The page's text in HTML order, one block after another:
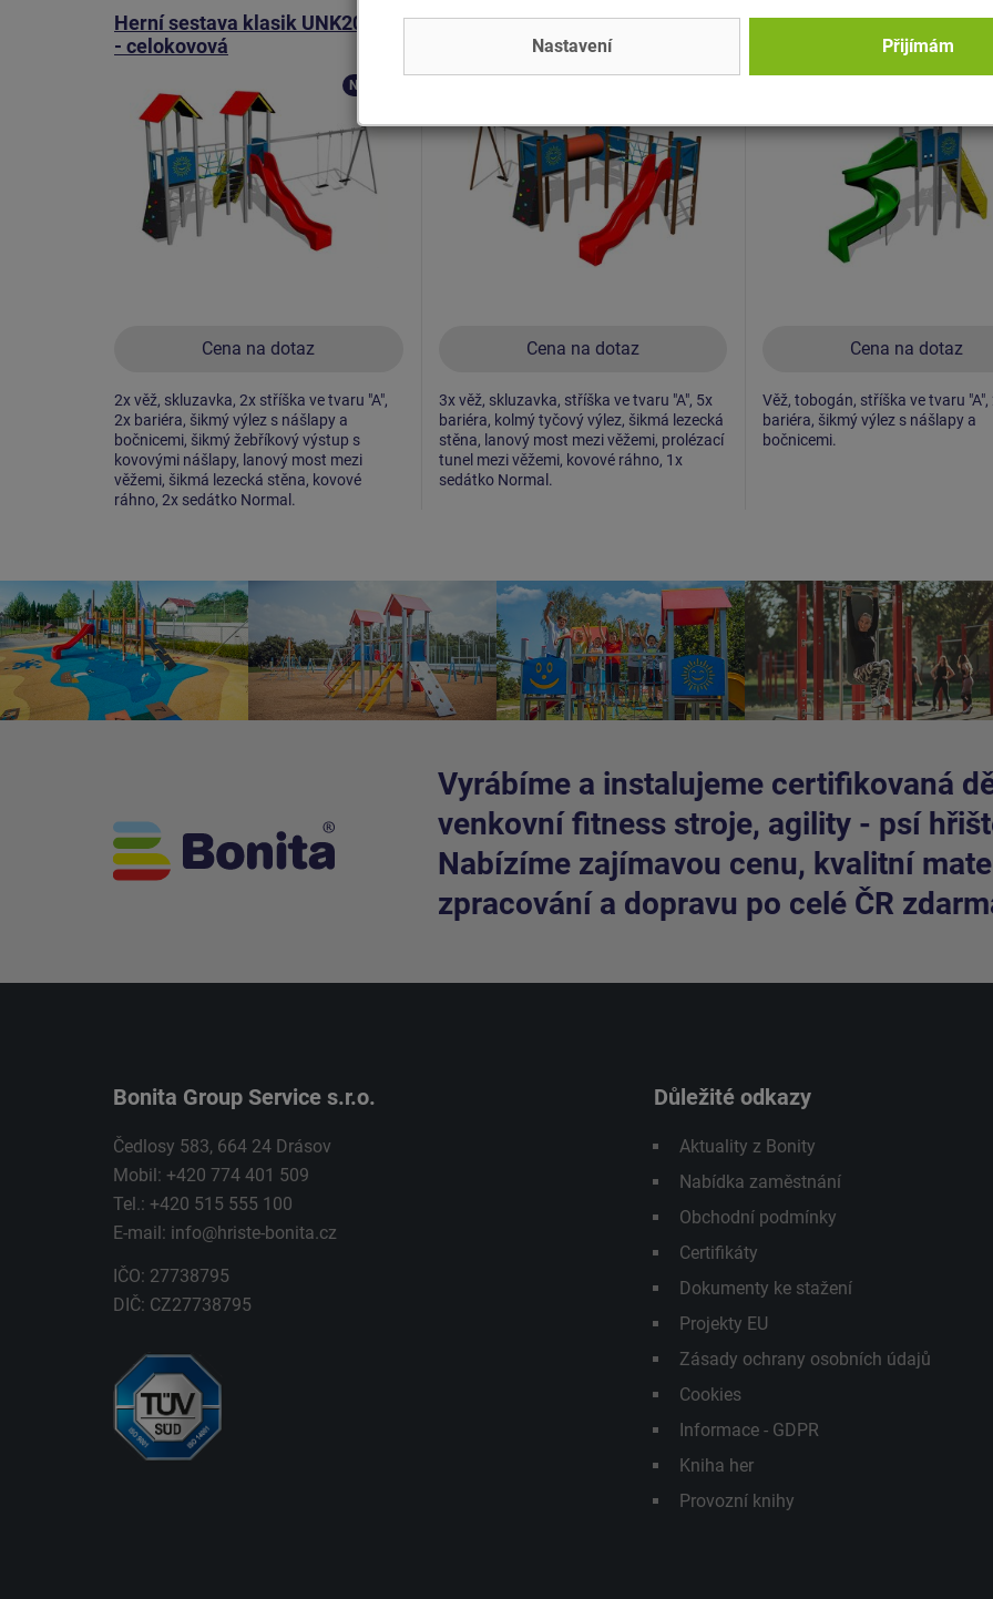
Herní sestava klasik UNK2025K
- celokovová
Cena na dotaz
Novinka
2x věž, skluzavka, 2x stříška ve tvaru "A",
2x bariéra, šikmý výlez s nášlapy a
bočnicemi, šikmý žebříkový výstup s
kovovými nášlapy, lanový most mezi
věžemi, šikmá lezecká stěna, kovové
ráhno, 2x sedátko Normal.
Herní sestava klasik UNK3006K
- celokovová
Cena na dotaz
3x věž, skluzavka, stříška ve tvaru "A", 5x
bariéra, kolmý tyčový výlez, šikmá lezecká
stěna, lanový most mezi věžemi, prolézací
tunel mezi věžemi, kovové ráhno, 1x
sedátko Normal.
Herní sestava klasik
Cena na dotaz
Věž, tobogán, stříška ve tvaru "A",
bariéra, šikmý výlez s nášlapy a
bočnicemi.
Vyrábíme a instalujeme certifikovaná
venkovní fitness stroje, agility - psí
Nabízíme zajímavou cenu, kvalitní
zpracování a dopravu po celé ČR
Bonita Group Service s.r.o.
Čedlosy 583, 664 24 Drásov
Mobil: +420 774 401 509
Tel.: +420 515 555 100
E-mail: info@hriste-bonita.cz
IČO: 27738795
DIČ: CZ27738795
Důležité odkazy
Aktuality z Bonity
Nabídka zaměstnání
Obchodní podmínky
Certifikáty
Dokumenty ke stažení
Projekty EU
Zásady ochrany osobních údajů
Cookies
Informace - GDPR
Kniha her
Provozní knihy
Nastavení Přijímám